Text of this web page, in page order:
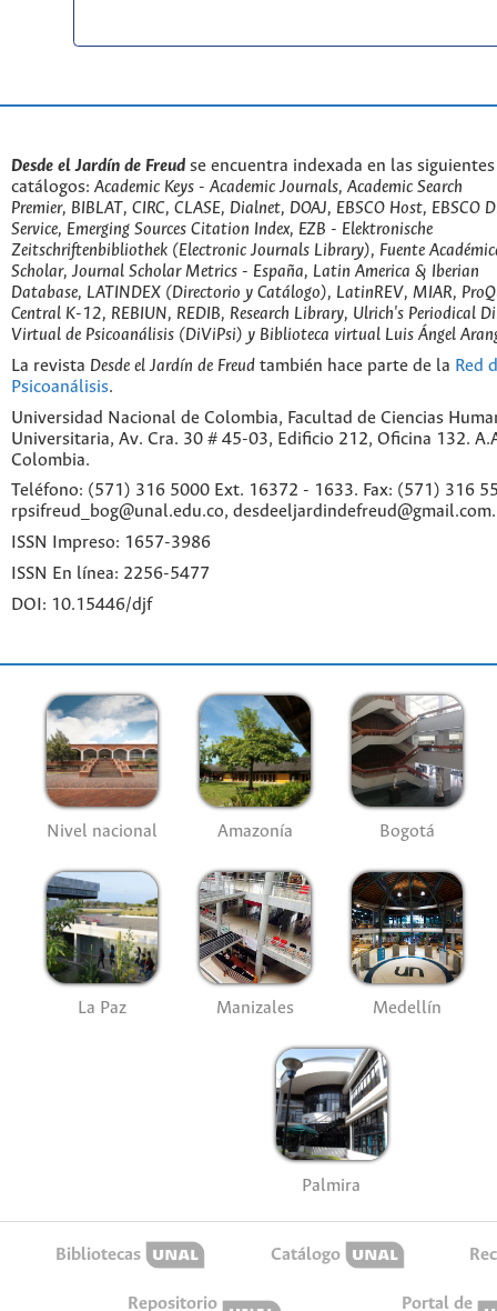
Desde el Jardín de Freud se encuentra indexada en las
catálogos: Academic Keys - Academic Journals, Academic Search
Premier, BIBLAT, CIRC, CLASE, Dialnet, DOAJ, EBSCO Host, EBSCO
Service, Emerging Sources Citation Index, EZB - Elektronische
Zeitschriftenbibliothek (Electronic Journals Library), Fuente
Scholar, Journal Scholar Metrics - España, Latin America & Iberian
Database, LATINDEX (Directorio y Catálogo), LatinREV, MIAR,
Central K-12, REBIUN, REDIB, Research Library, Ulrich's Periodical
Virtual de Psicoanálisis (DiViPsi) y Biblioteca virtual Luis Ángel
La revista Desde el Jardín de Freud también hace parte de la Red
Psicoanálisis.
Universidad Nacional de Colombia, Facultad de Ciencias
Universitaria, Av. Cra. 30 # 45-03, Edificio 212, Oficina 132.
Colombia.
Teléfono: (571) 316 5000 Ext. 16372 - 1633. Fax: (571) 316
rpsifreud_bog@unal.edu.co, desdeeljardindefreud@gmail.com.
ISSN Impreso: 1657-3986
ISSN En línea: 2256-5477
DOI: 10.15446/djf
Nivel nacional Amazonía Bogotá
La Paz Manizales Medellín
Palmira
Bibliotecas Catálogo
Repositorio Portal de